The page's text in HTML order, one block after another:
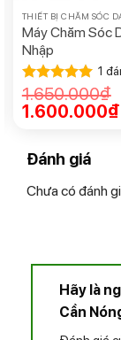
– 2 cần màu
lẫn khi thao tác
– Có lỗ cấp
tháo bình.
– Đầu cần
hàng.
THIẾT BỊ CHĂM SÓC
Máy Chăm Sóc
Nhập
Được xếp
hạng5.00
5 sao
1
1.650.000₫
1.600.000₫
Đánh giá
Chưa có đánh
Hãy là
Cần